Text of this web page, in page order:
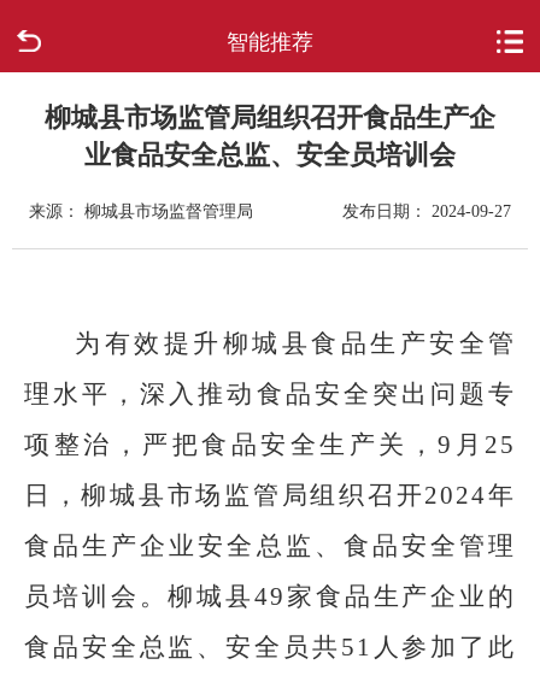
智能推荐
走进柳城
政府信息公开
互动回应
数据专题
柳城县市场监管局组织召开食品生产企
业食品安全总监、安全员培训会
来源： 柳城县市场监督管理局 发布日期： 2024-09-27
为有效提升柳城县食品生产安全管
理水平，深入推动食品安全突出问题专
项整治，严把食品安全生产关，9月25
日，柳城县市场监管局组织召开2024年
食品生产企业安全总监、食品安全管理
员培训会。柳城县49家食品生产企业的
食品安全总监、安全员共51人参加了此